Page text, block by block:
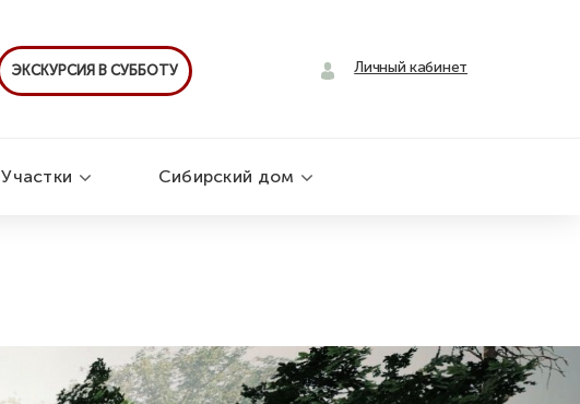
ЭКСКУРСИЯ В СУББОТУ Личный кабинет
Участки Сибирский дом